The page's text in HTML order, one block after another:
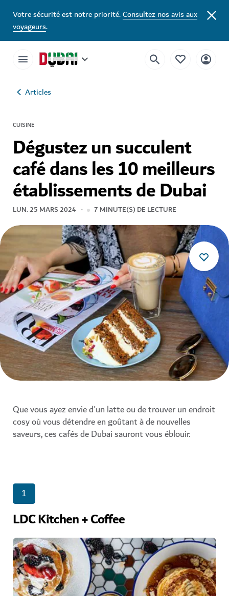
Votre sécurité est notre priorité.Consultez nos avis aux
voyageurs.
Articles
CUISINE
Dégustez un succulent
café dans les 10 meilleurs
établissements de Dubai
LUN. 25 MARS 2024 7 MINUTE(S) DE LECTURE
Que vous ayez envie d'un latte ou de trouver un endroit
cosy où vous détendre en goûtant à de nouvelles
saveurs, ces cafés de Dubai sauront vous éblouir.
1
LDC Kitchen + Coffee